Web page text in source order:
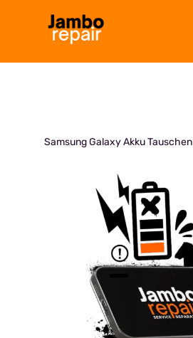
Samsung Galaxy Akku Tauschen